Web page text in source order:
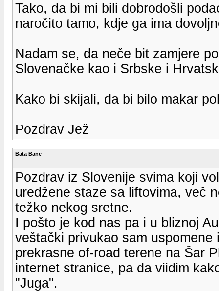
Tako, da bi mi bili dobrodošli
naročito tamo, kdje ga ima
Nadam se, da neče bit zamjere
Slovenačke kao i Srbske i
Kako bi skijali, da bi bilo makar
Pozdrav Jež
Bata Bane
Pozdrav iz Slovenije svima koji
uredžene staze sa liftovima, več
težko nekog sretne.
I pošto je kod nas pa i u bliznoj
veštački privukao sam
prekrasne of-road terene na Šar
internet stranice, pa da viidim
"Juga".